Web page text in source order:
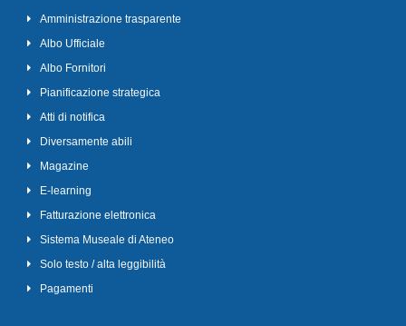
Amministrazione trasparente
Albo Ufficiale
Albo Fornitori
Pianificazione strategica
Atti di notifica
Diversamente abili
Magazine
E-learning
Fatturazione elettronica
Sistema Museale di Ateneo
Solo testo / alta leggibilità
Pagamenti